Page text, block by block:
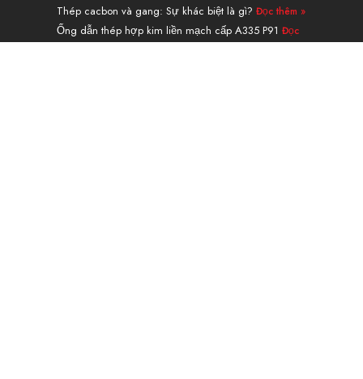
Thép cacbon và gang: Sự khác biệt là gì? Đọc thêm »
Ống dẫn thép hợp kim liền mạch cấp A335 P91 Đọc